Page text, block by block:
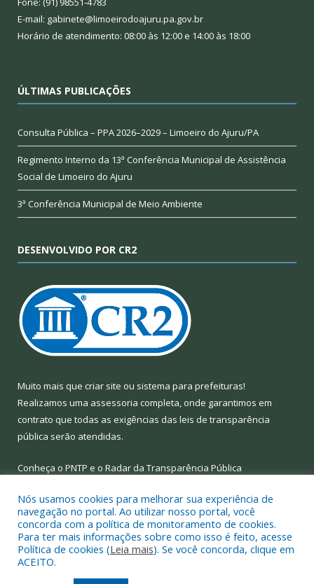
E-mail: gabinete@limoeirodoajuru.pa.gov.br
Horário de atendimento: 08:00 às 12:00 e 14:00 às 18:00
ÚLTIMAS PUBLICAÇÕES
Consulta Pública – PPA 2026–2029 – Limoeiro do Ajuru/PA
Regimento Interno da 13ª Conferência Municipal de Assistência
Social de Limoeiro do Ajuru
3ª Conferência Municipal de Meio Ambiente
DESENVOLVIDO POR CR2
Muito mais que criar site ou sistema para prefeituras!
Realizamos uma assessoria completa, onde garantimos em
contrato que todas as exigências das leis de transparência
pública serão atendidas.
Conheça o PNTP e o Radar da Transparência Pública
Todos os direitos reservados a Prefeitura Municipal de Limoeiro
do Ajuru.
Nós usamos cookies para melhorar sua experiência de
navegação no portal. Ao utilizar nosso portal, você
concorda com a política de monitoramento de cookies.
Para ter mais informações sobre como isso é feito, acesse
Política de cookies (Leia mais). Se você concorda, clique em
ACEITO.